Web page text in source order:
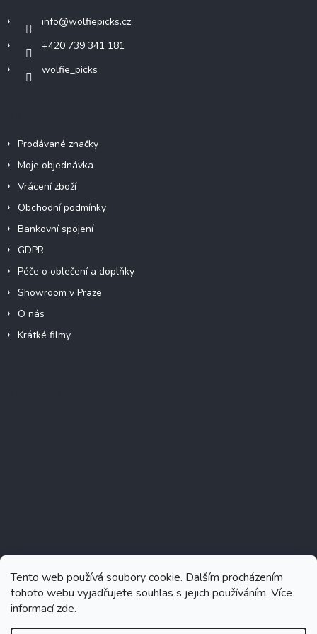
Tento web používá soubory cookie. Dalším procházením
tohoto webu vyjadřujete souhlas s jejich používáním. Více
informacízde.
info@wolfiepicks.cz
+420 739 341 181
wolfie_picks
Prodávané značky
Moje objednávka
Vrácení zboží
Obchodní podmínky
Bankovní spojení
GDPR
Péče o oblečení a doplňky
Showroom v Praze
O nás
Krátké filmy
Sledovat na Instagramu